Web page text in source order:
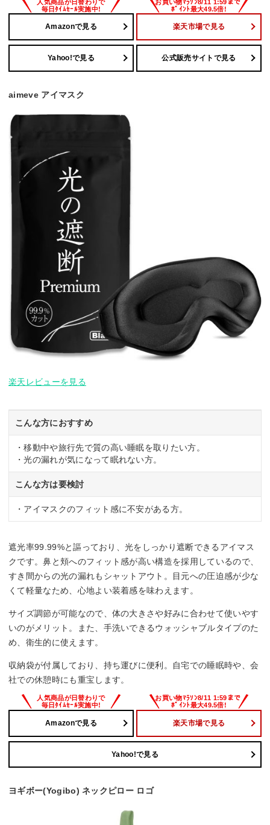
Amazonで見る 楽天市場で見る
Yahoo!で見る 公式販売サイトで見る
aimeve アイマスク
楽天レビューを見る
こんな方におすすめ
・移動中や旅行先で質の高い睡眠を取りたい方。
・光の漏れが気になって眠れない方。
こんな方は要検討
・アイマスクのフィット感に不安がある方。
遮光率99.99%と謳っており、光をしっかり遮断できるアイマス
クです。鼻と頬へのフィット感が高い構造を採用しているので、
すき間からの光の漏れもシャットアウト。目元への圧迫感が少な
くて軽量なため、心地よい装着感を味わえます。
サイズ調節が可能なので、体の大きさや好みに合わせて使いやす
いのがメリット。また、手洗いできるウォッシャブルタイプのた
め、衛生的に使えます。
収納袋が付属しており、持ち運びに便利。自宅での睡眠時や、会
社での休憩時にも重宝します。
Amazonで見る 楽天市場で見る
Yahoo!で見る
ヨギボー(Yogibo) ネックピロー ロゴ